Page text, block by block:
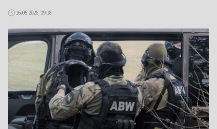
16.05.2026, 09:18